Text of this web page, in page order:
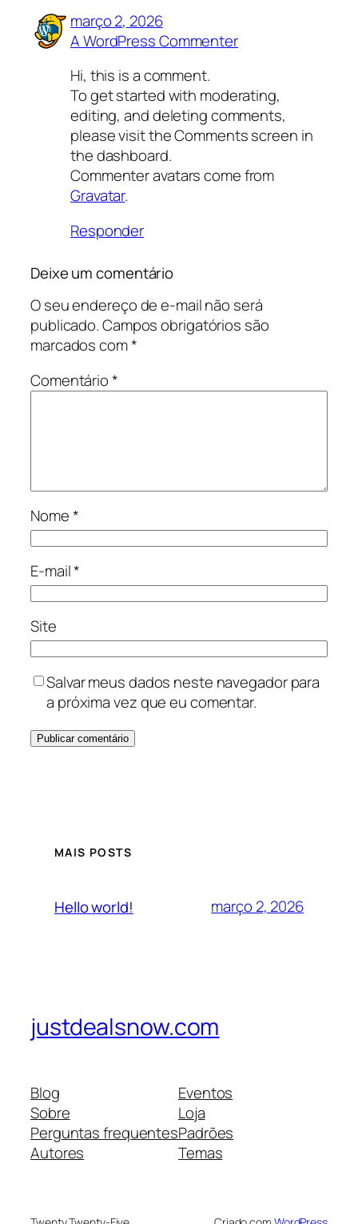
março 2, 2026
A WordPress Commenter
Hi, this is a comment.
To get started with moderating,
editing, and deleting comments,
please visit the Comments screen in
the dashboard.
Commenter avatars come from
Gravatar.
Responder
Deixe um comentário
O seu endereço de e-mail não será
publicado.Campos obrigatórios são
marcados com*
Comentário*
Nome*
E-mail*
Site
Salvar meus dados neste navegador para
a próxima vez que eu comentar.
MAIS POSTS
Hello world! março 2, 2026
justdealsnow.com
Blog
Sobre
Perguntas frequentes
Autores
Eventos
Loja
Padrões
Temas